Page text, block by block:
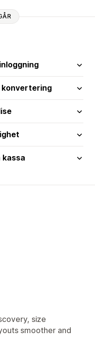
konvertering
kassa
size
smoother and